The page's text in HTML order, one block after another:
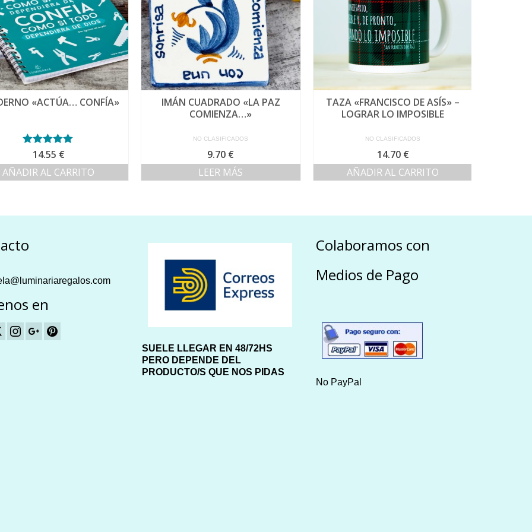
«ACTÚA… CONFÍA»
Valorado con
5.00de 5
14.55 €
AÑADIR AL CARRITO
IMÁN CUADRADO «LA PAZ
COMIENZA…»
NO CLASIFICADOS
9.70 €
LEER MÁS
TAZA «FRANCISCO DE ASÍS» –
LOGRAR LO IMPOSIBLE
NO CLASIFICADOS
14.70 €
AÑADIR AL CARRITO
en
SUELE LLEGAR EN 48/72HS
PERO DEPENDE DEL
PRODUCTO/S QUE NOS PIDAS
Colaboramos con
Medios de Pago
No PayPal